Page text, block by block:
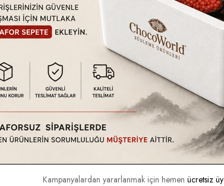
hasarlı kullanım, kullanıcı hataları vb. durumlar
olup olmadığını kontrol ediniz. Eğer kargonuzda
kargo vb. uyarı simgeleri.) 2 iş günü içerisinde
gerekmektedir.
Bu Ürünler İlginizi Çekebilir
Kampanyalardan yararlanmak için hemen ücretsiz